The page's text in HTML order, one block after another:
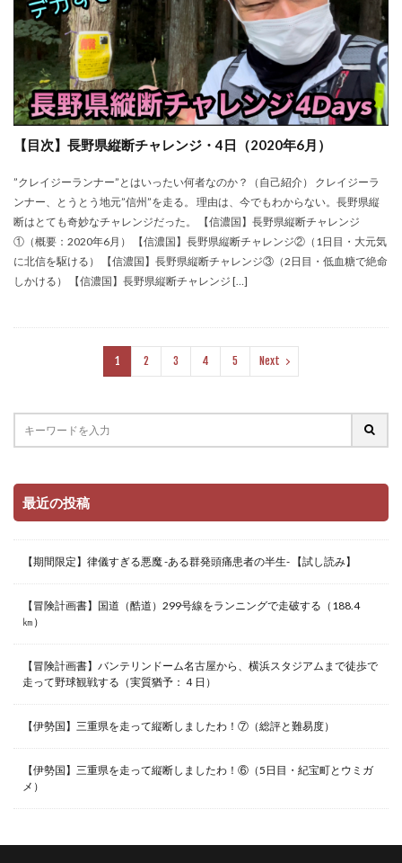
【目次】長野県縦断チャレンジ・4日（2020年6月）
”クレイジーランナー”とはいったい何者なのか？（自己紹介） クレイジーラ
ンナー、とうとう地元”信州”を走る。 理由は、今でもわからない。長野県縦
断はとても奇妙なチャレンジだった。 【信濃国】長野県縦断チャレンジ
①（概要：2020年6月） 【信濃国】長野県縦断チャレンジ②（1日目・大元気
に北信を駆ける） 【信濃国】長野県縦断チャレンジ③（2日目・低血糖で絶命
しかける） 【信濃国】長野県縦断チャレンジ […]
1 2 3 4 5 Next
最近の投稿
【期間限定】律儀すぎる悪魔 -ある群発頭痛患者の半生- 【試し読み】
【冒険計画書】国道（酷道）299号線をランニングで走破する（188.4
㎞）
【冒険計画書】バンテリンドーム名古屋から、横浜スタジアムまで徒歩で
走って野球観戦する（実質猶予：４日）
【伊勢国】三重県を走って縦断しましたわ！⑦（総評と難易度）
【伊勢国】三重県を走って縦断しましたわ！⑥（5日目・紀宝町とウミガ
メ）